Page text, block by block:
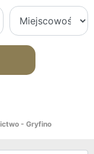
- Gryfino